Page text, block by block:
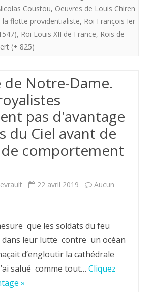
Coustou, Oeuvres de Louis Chiren
la flotte providentialiste, Roi François Ier
, Roi Louis XII de France, Rois de
(+ 825)
de Notre-Dame.
pas d'avantage
du Ciel avant de
comportement
22 avril 2019
Aucun
que les soldats du feu
leur lutte contre un océan
d’engloutir la cathédrale
salué comme tout… Cliquez
»